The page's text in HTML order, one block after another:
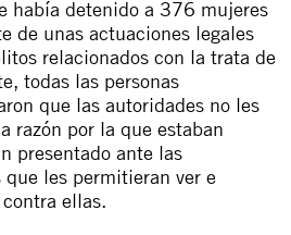
había detenido a 376 mujeres
de unas actuaciones legales
relacionados con la trata de
todas las personas
que las autoridades no les
razón por la que estaban
presentado ante las
les permitieran ver e
ellas.